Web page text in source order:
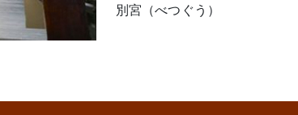
別宮（べつぐう）